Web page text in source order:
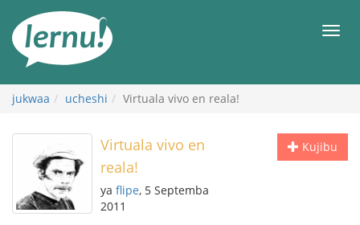
maudhui
jukwaa ucheshi Virtuala vivo en reala!
Kujibu
Virtuala vivo en
reala!
ya flipe, 5 Septemba
2011